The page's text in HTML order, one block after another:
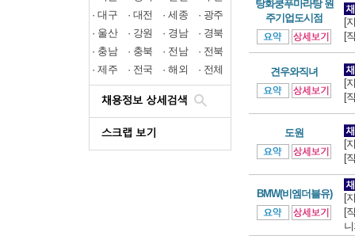
· 대구 · 대전 · 세종 · 광주
· 울산 · 강원 · 경남 · 경북
· 충남 · 충북 · 전남 · 전북
· 제주 · 전국 · 해외 · 전체
탕화쿵푸마라탕 원
주기업도시점
[
[
견우와직녀
[
[
도원
[
[
BMW(비엠더블유)
[
[